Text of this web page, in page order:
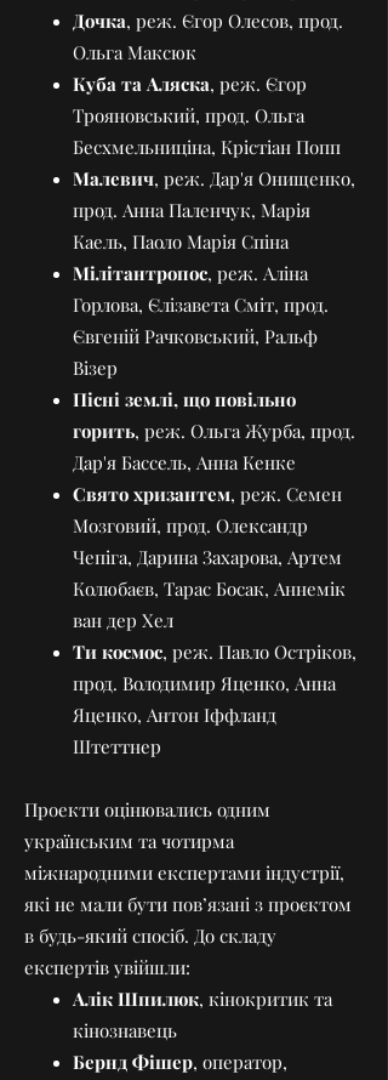
Дочка, реж. Єгор Олесов, прод.
Ольга Максюк
Куба та Аляска, реж. Єгор
Трояновський, прод. Ольга
Бесхмельниціна, Крістіан Попп
Малевич, реж. Дар'я Онищенко,
прод. Анна Паленчук, Марія
Каель, Паоло Марія Спіна
Мілітантропос, реж. Аліна
Горлова, Єлізавета Сміт, прод.
Євгеній Рачковський, Ральф
Візер
Пісні землі, що повільно
горить, реж. Ольга Журба, прод.
Дар'я Бассель, Анна Кенке
Свято хризантем, реж. Семен
Мозговий, прод. Олександр
Чепіга, Дарина Захарова, Артем
Колюбаєв, Тарас Босак, Аннемік
ван дер Хел
Ти космос, реж. Павло Остріков,
прод. Володимир Яценко, Анна
Яценко, Антон Іффланд
Штеттнер
Проекти оцінювались одним
українським та чотирма
міжнародними експертами індустрії,
які не мали бути пов’язані з проєктом
в будь-який спосіб. До складу
експертів увійшли:
Алік Шпилюк, кінокритик та
кінознавець
Бернд Фішер, оператор,